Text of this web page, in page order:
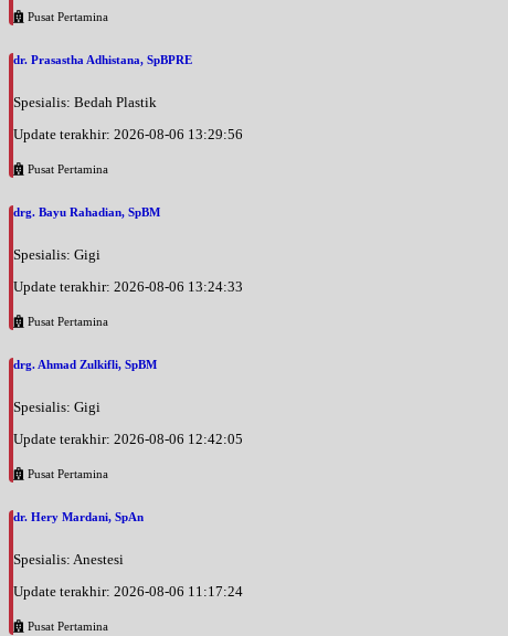
Pusat Pertamina
dr. Prasastha Adhistana, SpBPRE
Spesialis: Bedah Plastik
Update terakhir: 2026-08-06 13:29:56
Pusat Pertamina
drg. Bayu Rahadian, SpBM
Spesialis: Gigi
Update terakhir: 2026-08-06 13:24:33
Pusat Pertamina
drg. Ahmad Zulkifli, SpBM
Spesialis: Gigi
Update terakhir: 2026-08-06 12:42:05
Pusat Pertamina
dr. Hery Mardani, SpAn
Spesialis: Anestesi
Update terakhir: 2026-08-06 11:17:24
Pusat Pertamina